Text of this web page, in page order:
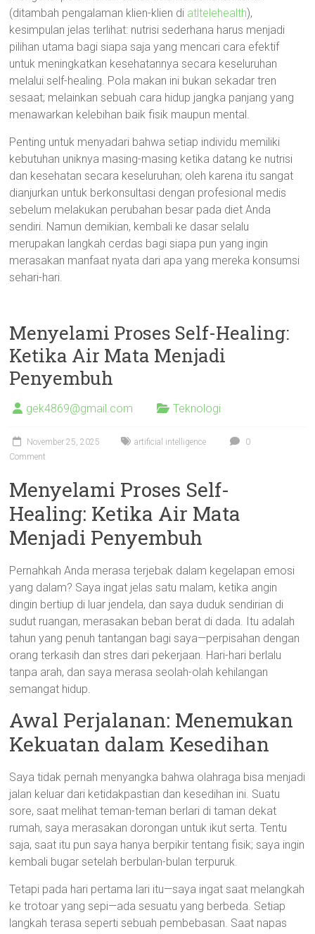
(ditambah pengalaman klien-klien di atltelehealth),
kesimpulan jelas terlihat: nutrisi sederhana harus menjadi
pilihan utama bagi siapa saja yang mencari cara efektif
untuk meningkatkan kesehatannya secara keseluruhan
melalui self-healing. Pola makan ini bukan sekadar tren
sesaat; melainkan sebuah cara hidup jangka panjang yang
menawarkan kelebihan baik fisik maupun mental.
Penting untuk menyadari bahwa setiap individu memiliki
kebutuhan uniknya masing-masing ketika datang ke nutrisi
dan kesehatan secara keseluruhan; oleh karena itu sangat
dianjurkan untuk berkonsultasi dengan profesional medis
sebelum melakukan perubahan besar pada diet Anda
sendiri. Namun demikian, kembali ke dasar selalu
merupakan langkah cerdas bagi siapa pun yang ingin
merasakan manfaat nyata dari apa yang mereka konsumsi
sehari-hari.
Menyelami Proses Self-Healing:
Ketika Air Mata Menjadi
Penyembuh
gek4869@gmail.com Teknologi
November 25, 2025 artificial intelligence
0
Comment
Menyelami Proses Self-
Healing: Ketika Air Mata
Menjadi Penyembuh
Pernahkah Anda merasa terjebak dalam kegelapan emosi
yang dalam? Saya ingat jelas satu malam, ketika angin
dingin bertiup di luar jendela, dan saya duduk sendirian di
sudut ruangan, merasakan beban berat di dada. Itu adalah
tahun yang penuh tantangan bagi saya—perpisahan dengan
orang terkasih dan stres dari pekerjaan. Hari-hari berlalu
tanpa arah, dan saya merasa seolah-olah kehilangan
semangat hidup.
Awal Perjalanan: Menemukan
Kekuatan dalam Kesedihan
Saya tidak pernah menyangka bahwa olahraga bisa menjadi
jalan keluar dari ketidakpastian dan kesedihan ini. Suatu
sore, saat melihat teman-teman berlari di taman dekat
rumah, saya merasakan dorongan untuk ikut serta. Tentu
saja, saat itu pun saya hanya berpikir tentang fisik; saya ingin
kembali bugar setelah berbulan-bulan terpuruk.
Tetapi pada hari pertama lari itu—saya ingat saat melangkah
ke trotoar yang sepi—ada sesuatu yang berbeda. Setiap
langkah terasa seperti sebuah pembebasan. Saat napas